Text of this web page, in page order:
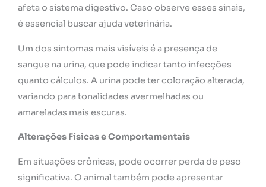
afeta o sistema digestivo. Caso observe esses sinais,
é essencial buscar ajuda veterinária.
Um dos sintomas mais visíveis é a presença de
sangue na urina, que pode indicar tanto infecções
quanto cálculos. A urina pode ter coloração alterada,
variando para tonalidades avermelhadas ou
amareladas mais escuras.
Alterações Físicas e Comportamentais
Em situações crônicas, pode ocorrer perda de peso
significativa. O animal também pode apresentar